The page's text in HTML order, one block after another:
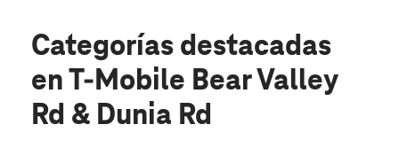
Categorías destacadas
en T-Mobile Bear Valley
Rd & Dunia Rd